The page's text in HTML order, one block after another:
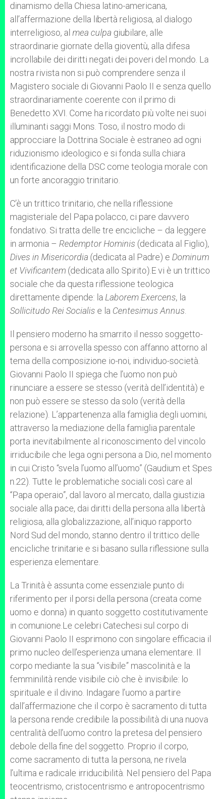
dinamismo della Chiesa latino-americana,
all’affermazione della libertà religiosa, al dialogo
interreligioso, al mea culpa giubilare, alle
straordinarie giornate della gioventù, alla difesa
incrollabile dei diritti negati dei poveri del mondo. La
nostra rivista non si può comprendere senza il
Magistero sociale di Giovanni Paolo II e senza quello
straordinariamente coerente con il primo di
Benedetto XVI. Come ha ricordato più volte nei suoi
illuminanti saggi Mons. Toso, il nostro modo di
approcciare la Dottrina Sociale è estraneo ad ogni
riduzionismo ideologico e si fonda sulla chiara
identificazione della DSC come teologia morale con
un forte ancoraggio trinitario.
C’è un trittico trinitario, che nella riflessione
magisteriale del Papa polacco, ci pare davvero
fondativo. Si tratta delle tre encicliche – da leggere
in armonia – Redemptor Hominis (dedicata al Figlio),
Dives in Misericordia (dedicata al Padre) e Dominum
et Vivificantem (dedicata allo Spirito).E vi è un trittico
sociale che da questa riflessione teologica
direttamente dipende: la Laborem Exercens, la
Sollicitudo Rei Socialis e la Centesimus Annus
Il pensiero moderno ha smarrito il nesso soggetto-
persona e si arrovella spesso con affanno attorno al
tema della composizione io-noi, individuo-società.
Giovanni Paolo II spiega che l’uomo non può
rinunciare a essere se stesso (verità dell’identità) e
non può essere se stesso da solo (verità della
relazione). L’appartenenza alla famiglia degli uomini,
attraverso la mediazione della famiglia parentale
porta inevitabilmente al riconoscimento del vincolo
irriducibile che lega ogni persona a Dio, nel momento
in cui Cristo “svela l’uomo all’uomo” (Gaudium et Spes
n.22). Tutte le problematiche sociali così care al
“Papa operaio”, dal lavoro al mercato, dalla giustizia
sociale alla pace, dai diritti della persona alla libertà
religiosa, alla globalizzazione, all’iniquo rapporto
Nord Sud del mondo, stanno dentro il trittico delle
encicliche trinitarie e si basano sulla riflessione sulla
esperienza elementare.
La Trinità è assunta come essenziale punto di
riferimento per il porsi della persona (creata come
uomo e donna) in quanto soggetto costitutivamente
in comunione.Le celebri Catechesi sul corpo di
Giovanni Paolo II esprimono con singolare efficacia il
primo nucleo dell’esperienza umana elementare. Il
corpo mediante la sua “visibile” mascolinità e la
femminilità rende visibile ciò che è invisibile: lo
spirituale e il divino. Indagare l’uomo a partire
dall’affermazione che il corpo è sacramento di tutta
la persona rende credibile la possibilità di una nuova
centralità dell’uomo contro la pretesa del pensiero
debole della fine del soggetto. Proprio il corpo,
come sacramento di tutta la persona, ne rivela
l’ultima e radicale irriducibilità. Nel pensiero del Papa
teocentrismo, cristocentrismo e antropocentrismo